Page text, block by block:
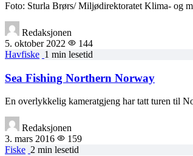
Foto: Sturla Brørs/ Miljødirektoratet Klima- og
Redaksjonen
5. oktober 2022
144
Havfiske 1 min lesetid
Sea Fishing Northern Norway
En overlykkelig kameratgjeng har tatt turen til
Redaksjonen
3. mars 2016
159
Fiske 2 min lesetid